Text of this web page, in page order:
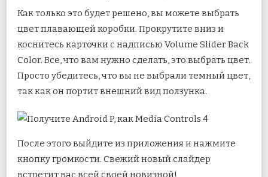
Как только это будет решено, вы можете выбрать
цвет плавающей коробки. Прокрутите вниз и
коснитесь карточки с надписью Volume Slider Back
Color. Все, что вам нужно сделать, это выбрать цвет.
Просто убедитесь, что вы не выбрали темный цвет,
так как он портит внешний вид ползунка.
После этого выйдите из приложения и нажмите
кнопку громкости. Свежий новый слайдер
встретит вас всей своей новизной!